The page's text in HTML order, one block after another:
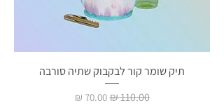
תיק שומר קור לבקבוק שתיה סורבה
מחיר רגיל‏110.00 ‏₪ מחיר מבצע‏70.00 ‏₪